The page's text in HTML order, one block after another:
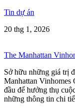
Tin dự án
20 thg 1, 2026
The Manhattan
Sở hữu những giá trị
Manhattan Vinhomes
đầu để hưởng thụ
những thông tin chi